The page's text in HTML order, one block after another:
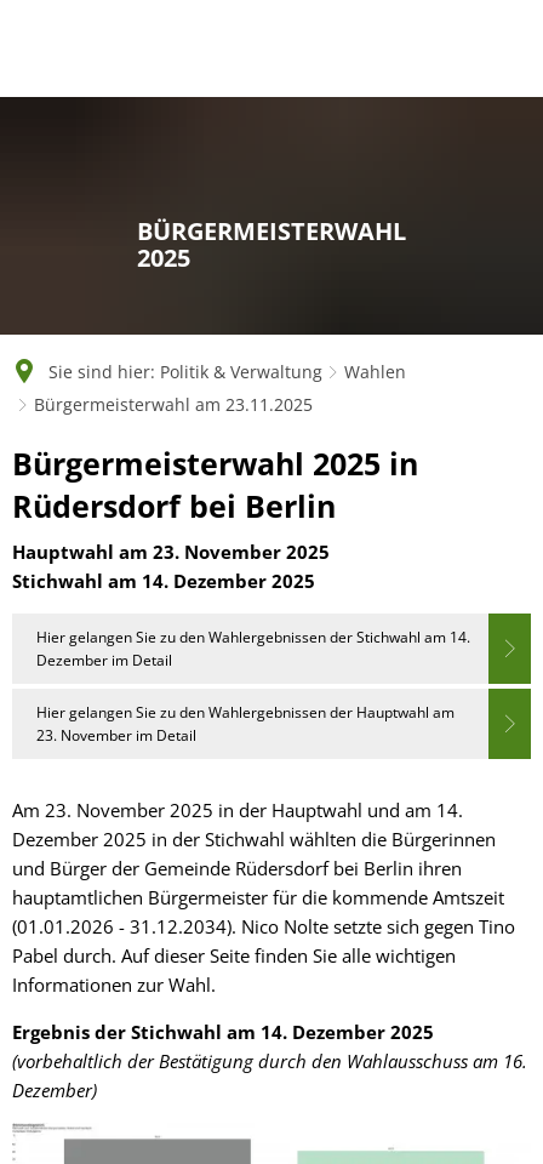
Deutsch
BÜRGERMEISTERWAHL
2025
Sie sind hier: Politik & Verwaltung
Wahlen
Bürgermeisterwahl am 23.11.2025
Bürgermeisterwahl 2025 in
Rüdersdorf bei Berlin
Hauptwahl am 23. November 2025
Stichwahl am 14. Dezember 2025
Hier gelangen Sie zu den Wahlergebnissen der Stichwahl am 14.
Dezember im Detail
Hier gelangen Sie zu den Wahlergebnissen der Hauptwahl am
23. November im Detail
Am 23. November 2025 in der Hauptwahl und am 14.
Dezember 2025 in der Stichwahl wählten die Bürgerinnen
und Bürger der Gemeinde Rüdersdorf bei Berlin ihren
hauptamtlichen Bürgermeister für die kommende Amtszeit
(01.01.2026 - 31.12.2034). Nico Nolte setzte sich gegen Tino
Pabel durch. Auf dieser Seite finden Sie alle wichtigen
Informationen zur Wahl.
Ergebnis der Stichwahl am 14. Dezember 2025
(vorbehaltlich der Bestätigung durch den Wahlausschuss am 16.
Dezember)